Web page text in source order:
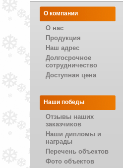
О компании
О нас
Продукция
Наш адрес
Долгосрочное
сотрудничество
Доступная цена
Наши победы
Отзывы наших
заказчиков
Наши дипломы и
награды
Перечень объектов
Фото объектов